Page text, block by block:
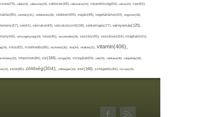
válás(24), választás(29), változás(48), változatos(24), várandósság(54), város(24), vas(64),
vashiány(31), védekezés(28), védelem(59), vegán(48), vegetáriánus(43), vegyszer(28),
vér(41), vércukor(49), vércukorszint(108), vérkeringés(77), vérnyomás(125),
vérszegénység(34), vese(46), veszekedés(29), veszély(45), veszélyes(54), világháló(41),
vírus(82), viselkedés(86), viszketés(30), vita(34), vitalitás(31), vitamin(406),
vitaminok(86), víz(184), vizsga(26), vizsgálat(59), zab(34), zabkása(36), zabpehely(36),
zene(85), zöldség(304), zöldségek(32), zsír(166), zsírégetés(46), zsírsav(25)